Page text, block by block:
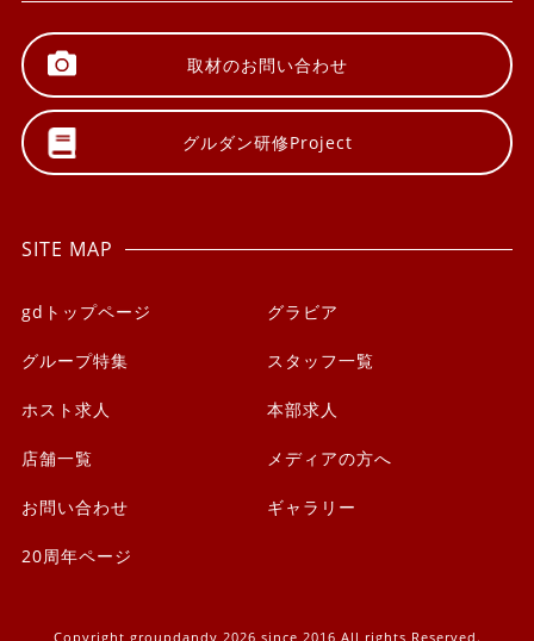
取材のお問い合わせ
グルダン研修Project
SITE MAP
gdトップページ グラビア
グループ特集 スタッフ一覧
ホスト求人 本部求人
店舗一覧 メディアの方へ
お問い合わせ ギャラリー
20周年ページ
Copyright groupdandy 2026 since 2016 All rights Reserved.